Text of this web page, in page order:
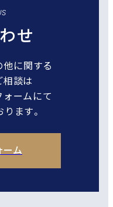
せ
他に関する
相談は
ームにて
ます。
ーム